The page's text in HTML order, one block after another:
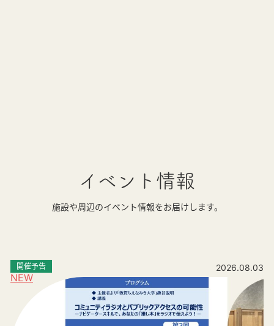
イベント情報
施設や周辺のイベント情報をお届けします。
NEW
開催予告 2026.08.03